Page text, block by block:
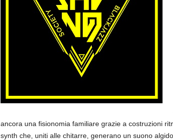
ancora una fisionomia familiare grazie a costruzioni
synth che, uniti alle chitarre, generano un suono